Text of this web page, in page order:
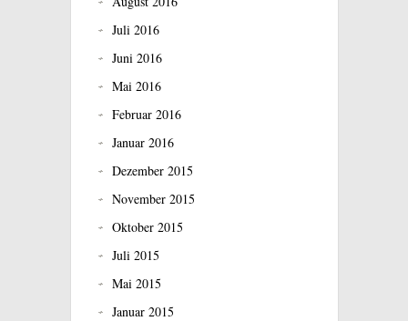
Juli 2016
Juni 2016
Mai 2016
Februar 2016
Januar 2016
Dezember 2015
November 2015
Oktober 2015
Juli 2015
Mai 2015
Januar 2015